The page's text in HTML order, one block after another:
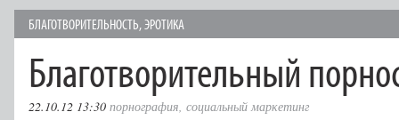
БЛАГОТВОРИТЕЛЬНОСТЬ,ЭРОТИКА
Благотворительный
22.10.12 13:30 порнография, социальный маркетинг